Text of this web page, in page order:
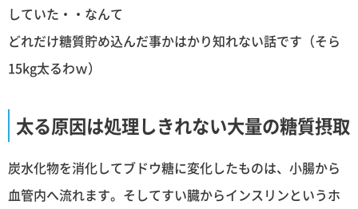
していた・・なんて
どれだけ糖質貯め込んだ事かはかり知れない話です（そら
15kg太るわｗ）
太る原因は処理しきれない大量の糖質摂取
炭水化物を消化してブドウ糖に変化したものは、小腸から
血管内へ流れます。そしてすい臓からインスリンというホ